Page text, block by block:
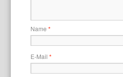
Name *
E-Mail *